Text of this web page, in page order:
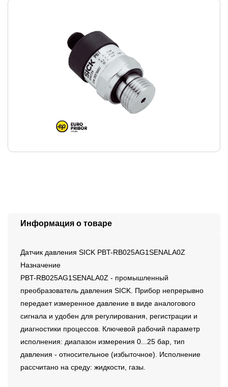
Информация о товаре
Датчик давления SICK PBT-RB025AG1SENALA0Z
Назначение
PBT-RB025AG1SENALA0Z - промышленный
преобразователь давления SICK. Прибор непрерывно
передает измеренное давление в виде аналогового
сигнала и удобен для регулирования, регистрации и
диагностики процессов. Ключевой рабочий параметр
исполнения: диапазон измерения 0...25 бар, тип
давления - относительное (избыточное). Исполнение
рассчитано на среду: жидкости, газы.